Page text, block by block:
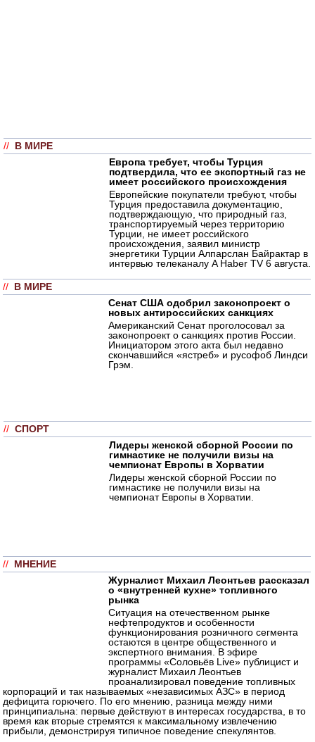
// В МИРЕ
Европа требует, чтобы Турция
подтвердила, что ее экспортный газ не
имеет российского происхождения
Европейские покупатели требуют, чтобы
Турция предоставила документацию,
подтверждающую, что природный газ,
транспортируемый через территорию
Турции, не имеет российского
происхождения, заявил министр
энергетики Турции Алпарслан Байрактар в
интервью телеканалу A Haber TV 6 августа.
// В МИРЕ
Сенат США одобрил законопроект о
новых антироссийских санкциях
Американский Сенат проголосовал за
законопроект о санкциях против России.
Инициатором этого акта был недавно
скончавшийся «ястреб» и русофоб Линдси
Грэм.
// СПОРТ
Лидеры женской сборной России по
гимнастике не получили визы на
чемпионат Европы в Хорватии
Лидеры женской сборной России по
гимнастике не получили визы на
чемпионат Европы в Хорватии.
// МНЕНИЕ
Журналист Михаил Леонтьев рассказал
о «внутренней кухне» топливного
рынка
Ситуация на отечественном рынке
нефтепродуктов и особенности
функционирования розничного сегмента
остаются в центре общественного и
экспертного внимания. В эфире
программы «Соловьёв Live» публицист и
журналист Михаил Леонтьев
проанализировал поведение топливных
корпораций и так называемых «независимых АЗС» в период
дефицита горючего. По его мнению, разница между ними
принципиальна: первые действуют в интересах государства, в то
время как вторые стремятся к максимальному извлечению
прибыли, демонстрируя типичное поведение спекулянтов.